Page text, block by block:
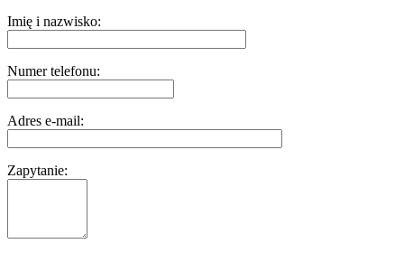
Imię i nazwisko:
Numer telefonu:
Adres e-mail:
Zapytanie: